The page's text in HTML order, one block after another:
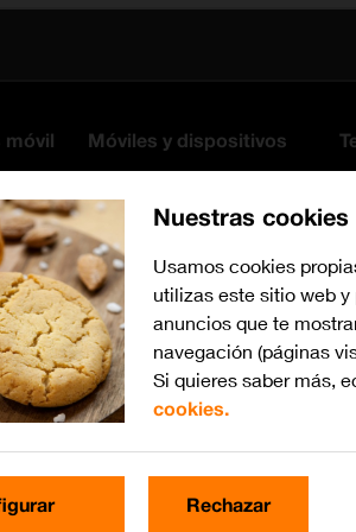
móvil Móviles y dispositivos
Nuestras cookies
Usamos cookies
utilizas este sitio web
anuncios que te
navegación (páginas
Si quieres saber más,
cookies.
Rechazar